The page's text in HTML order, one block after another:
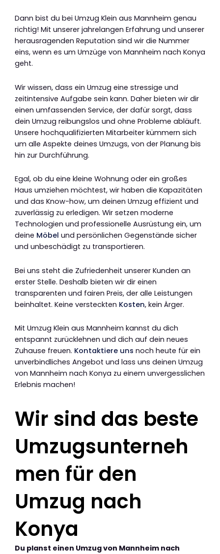
Dann bist du bei Umzug Klein aus Mannheim genau
richtig! Mit unserer jahrelangen Erfahrung und unserer
herausragenden Reputation sind wir die Nummer
eins, wenn es um Umzüge von Mannheim nach Konya
geht.
Wir wissen, dass ein Umzug eine stressige und
zeitintensive Aufgabe sein kann. Daher bieten wir dir
einen umfassenden Service, der dafür sorgt, dass
dein Umzug reibungslos und ohne Probleme abläuft.
Unsere hochqualifizierten Mitarbeiter kümmern sich
um alle Aspekte deines Umzugs, von der Planung bis
hin zur Durchführung.
Egal, ob du eine kleine Wohnung oder ein großes
Haus umziehen möchtest, wir haben die Kapazitäten
und das Know-how, um deinen Umzug effizient und
zuverlässig zu erledigen. Wir setzen moderne
Technologien und professionelle Ausrüstung ein, um
deine Möbel und persönlichen Gegenstände sicher
und unbeschädigt zu transportieren.
Bei uns steht die Zufriedenheit unserer Kunden an
erster Stelle. Deshalb bieten wir dir einen
transparenten und fairen Preis, der alle Leistungen
beinhaltet. Keine versteckten Kosten, kein Ärger.
Mit Umzug Klein aus Mannheim kannst du dich
entspannt zurücklehnen und dich auf dein neues
Zuhause freuen. Kontaktiere uns noch heute für ein
unverbindliches Angebot und lass uns deinen Umzug
von Mannheim nach Konya zu einem unvergesslichen
Erlebnis machen!
Wir sind das beste
Umzugsunterneh
men für den
Umzug nach
Konya
Du planst einen Umzug von Mannheim nach